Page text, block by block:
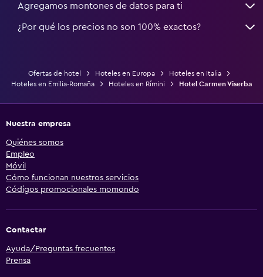
Agregamos montones de datos para ti
¿Por qué los precios no son 100% exactos?
Ofertas de hotel Hoteles en Europa
Hoteles en Italia
Hoteles en Emilia-Romaña
Hoteles en Rímini Hotel Carmen Viserba
Nuestra empresa
Quiénes somos
Empleo
Móvil
Cómo funcionan nuestros servicios
Códigos promocionales momondo
Contactar
Ayuda/Preguntas frecuentes
Prensa